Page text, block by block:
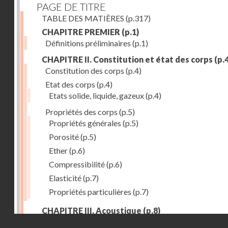
PAGE DE TITRE
TABLE DES MATIÈRES (p.317)
CHAPITRE PREMIER (p.1)
Définitions préliminaires (p.1)
CHAPITRE II. Constitution et état des corps
Constitution des corps (p.4)
Etat des corps (p.4)
Etats solide, liquide, gazeux(p.4)
Propriétés des corps (p.5)
Propriétés générales (p.5)
Porosité(p.5)
Ether(p.6)
Compressibilité(p.6)
Elasticité(p.7)
Propriétés particulières (p.7)
CHAPITRE III. Acoustique (p.8)